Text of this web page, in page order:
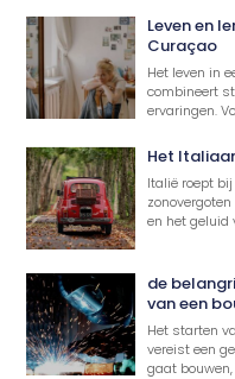
Leven en
Curaçao
Het leven in
combineert
ervaringen.
Het
Italië roept
en het geluid
de
van een
Het starten
vereist een
gaat bouwen,